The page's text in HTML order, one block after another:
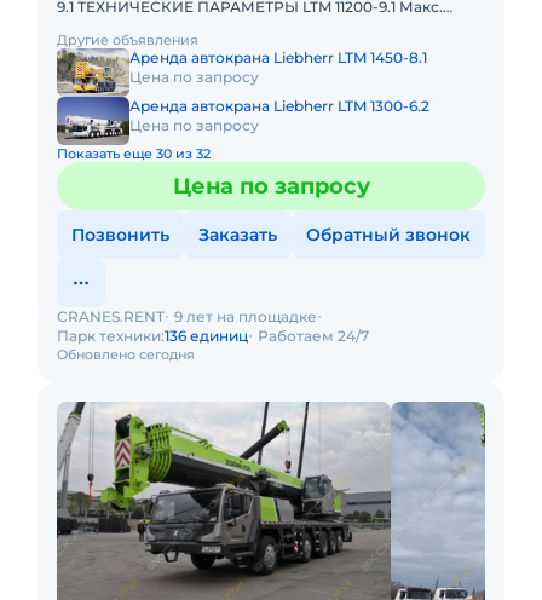
9.1 ТЕХНИЧЕСКИЕ ПАРАМЕТРЫ LTM 11200-9.1 Макс.
м Макс.
Другие объявления
Аренда автокрана Liebherr LTM 1450-8.1
Цена по запросу
Аренда автокрана Liebherr LTM 1300-6.2
Цена по запросу
Показать еще 30 из 32
Цена по запросу
Позвонить Заказать Обратный звонок
Обновлено сегодня
CRANES.RENT 9 лет на площадке
Парк техники:136 единиц Работаем 24/7